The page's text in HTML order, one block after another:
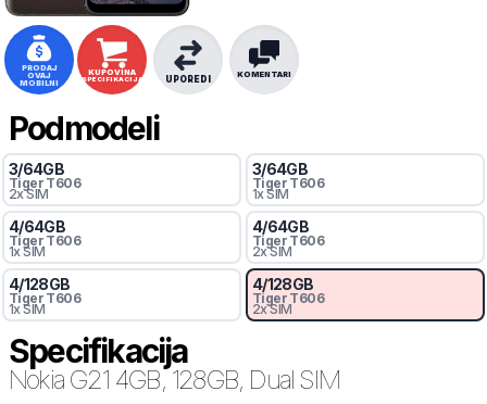
PRODAJ
OVAJ
MOBILNI
KUPOVINA
SPECIFIKACIJA KOMENTARI
UPOREDI
Podmodeli
3/64GB
Tiger T606
2x SIM
3/64GB
Tiger T606
1x SIM
4/64GB
Tiger T606
1x SIM
4/64GB
Tiger T606
2x SIM
4/128GB
Tiger T606
1x SIM
4/128GB
Tiger T606
2x SIM
Specifikacija
Nokia G21 4GB, 128GB, Dual SIM